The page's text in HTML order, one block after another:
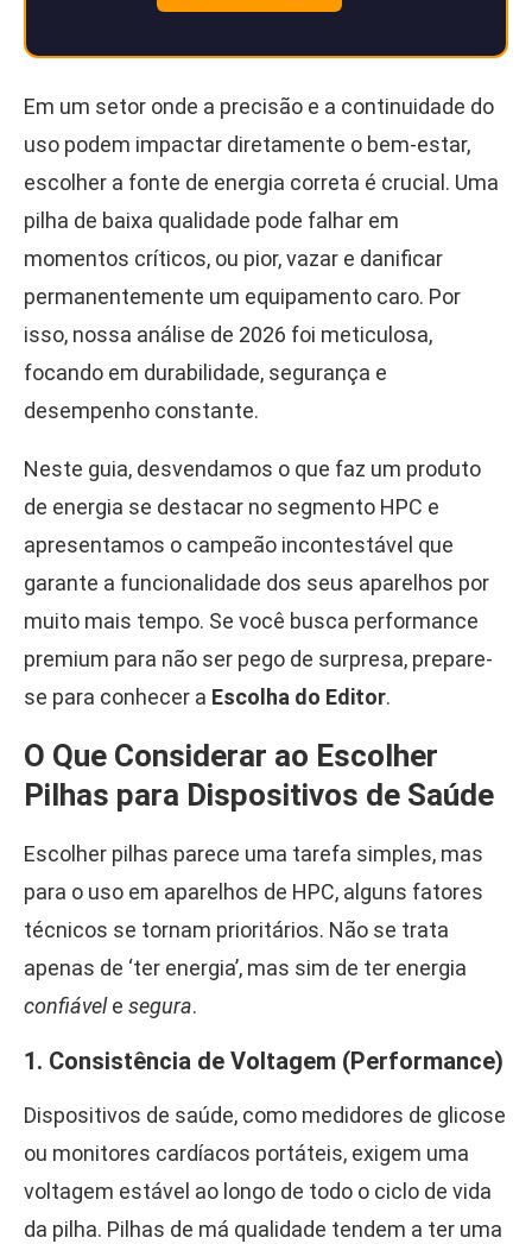
Em um setor onde a precisão e a continuidade do
uso podem impactar diretamente o bem-estar,
escolher a fonte de energia correta é crucial. Uma
pilha de baixa qualidade pode falhar em
momentos críticos, ou pior, vazar e danificar
permanentemente um equipamento caro. Por
isso, nossa análise de 2026 foi meticulosa,
focando em durabilidade, segurança e
desempenho constante.
Neste guia, desvendamos o que faz um produto
de energia se destacar no segmento HPC e
apresentamos o campeão incontestável que
garante a funcionalidade dos seus aparelhos por
muito mais tempo. Se você busca performance
premium para não ser pego de surpresa, prepare-
se para conhecer a Escolha do Editor.
O Que Considerar ao Escolher
Pilhas para Dispositivos de Saúde
Escolher pilhas parece uma tarefa simples, mas
para o uso em aparelhos de HPC, alguns fatores
técnicos se tornam prioritários. Não se trata
apenas de ‘ter energia’, mas sim de ter energia
confiávele segura.
1. Consistência de Voltagem (Performance)
Dispositivos de saúde, como medidores de glicose
ou monitores cardíacos portáteis, exigem uma
voltagem estável ao longo de todo o ciclo de vida
da pilha. Pilhas de má qualidade tendem a ter uma